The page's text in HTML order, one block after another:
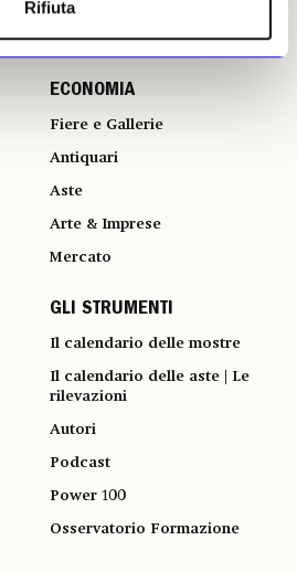
Rifiuta
ECONOMIA
Fiere e Gallerie
Antiquari
Aste
Arte & Imprese
Mercato
GLI STRUMENTI
Il calendario delle mostre
Il calendario delle aste | Le
rilevazioni
Autori
Podcast
Power 100
Osservatorio Formazione